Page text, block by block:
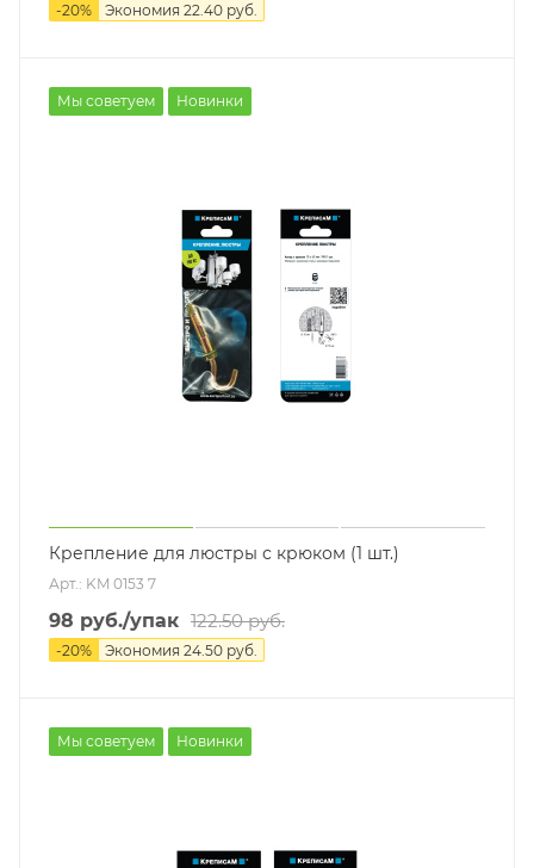
-20% Экономия 22.40 руб.
Мы советуем Новинки
Крепление для люстры с крюком (1 шт.)
Арт.: KM 0153 7
98 руб./упак 122.50руб.
-20% Экономия 24.50 руб.
Мы советуем Новинки